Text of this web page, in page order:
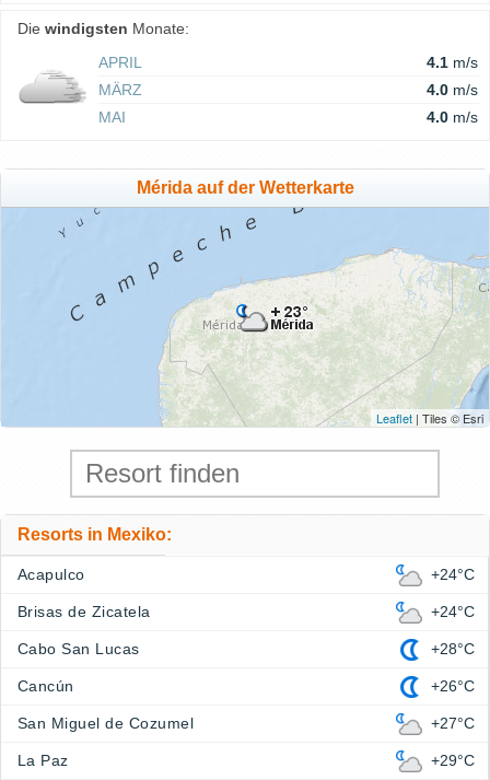
Die windigsten Monate:
APRIL
4.1 m/s
MÄRZ
4.0 m/s
MAI
4.0 m/s
Mérida auf der Wetterkarte
Leaflet | Tiles © Esri
Resorts in Mexiko:
Acapulco +24°C
Brisas de Zicatela +24°C
Cabo San Lucas +28°C
Cancún +26°C
San Miguel de Cozumel +27°C
La Paz +29°C